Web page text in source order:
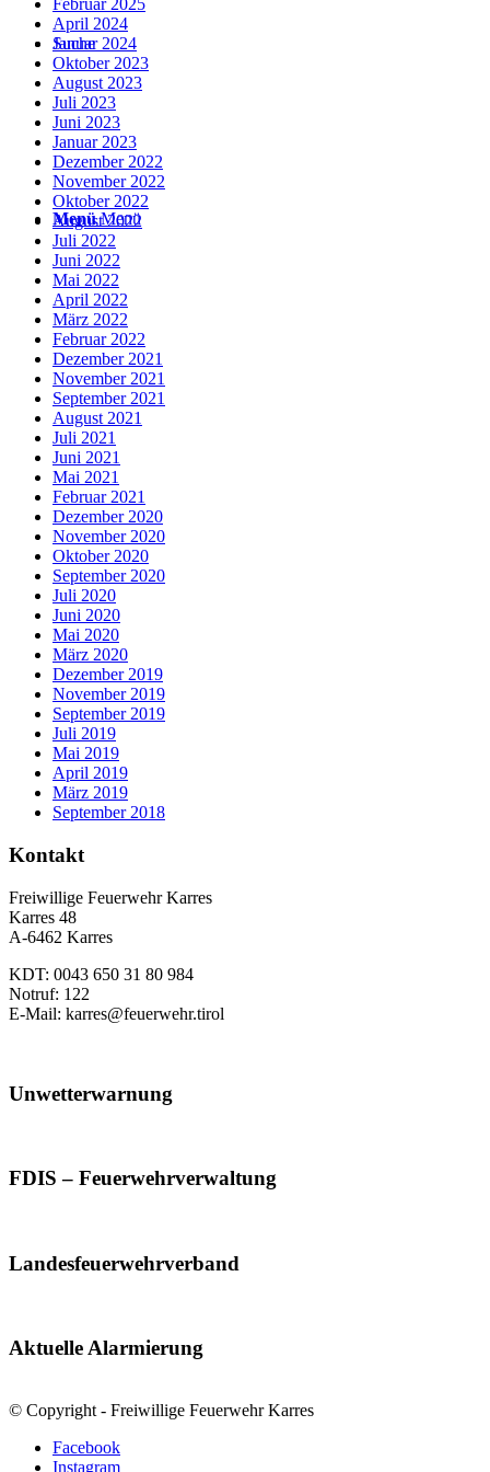
Suche
Menü Menü
Februar 2025
April 2024
Januar 2024
Oktober 2023
August 2023
Juli 2023
Juni 2023
Januar 2023
Dezember 2022
November 2022
Oktober 2022
August 2022
Juli 2022
Juni 2022
Mai 2022
April 2022
März 2022
Februar 2022
Dezember 2021
November 2021
September 2021
August 2021
Juli 2021
Juni 2021
Mai 2021
Februar 2021
Dezember 2020
November 2020
Oktober 2020
September 2020
Juli 2020
Juni 2020
Mai 2020
März 2020
Dezember 2019
November 2019
September 2019
Juli 2019
Mai 2019
April 2019
März 2019
September 2018
Kontakt
Freiwillige Feuerwehr Karres
Karres 48
A-6462 Karres
KDT: 0043 650 31 80 984
Notruf: 122
E-Mail: karres@feuerwehr.tirol
Unwetterwarnung
FDIS – Feuerwehrverwaltung
Landesfeuerwehrverband
Aktuelle Alarmierung
© Copyright - Freiwillige Feuerwehr Karres
Facebook
Instagram